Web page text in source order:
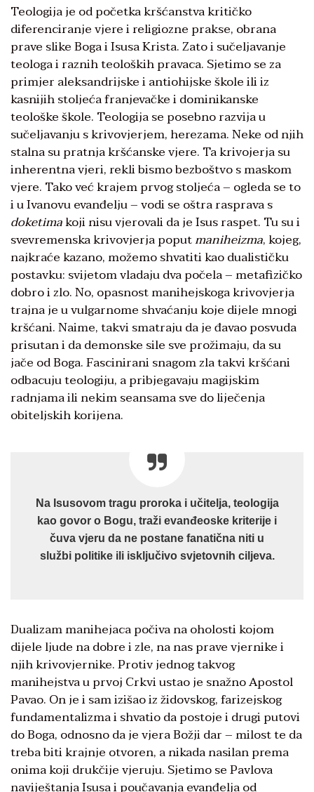
Teologija je od početka kršćanstva kritičko
diferenciranje vjere i religiozne prakse, obrana
prave slike Boga i Isusa Krista. Zato i sučeljavanje
teologa i raznih teoloških pravaca. Sjetimo se za
primjer aleksandrijske i antiohijske škole ili iz
kasnijih stoljeća franjevačke i dominikanske
teološke škole. Teologija se posebno razvija u
sučeljavanju s krivovjerjem, herezama. Neke od njih
stalna su pratnja kršćanske vjere. Ta krivojerja su
inherentna vjeri, rekli bismo bezboštvo s maskom
vjere. Tako već krajem prvog stoljeća – ogleda se to
i u Ivanovu evanđelju – vodi se oštra rasprava s
doketimakoji nisu vjerovali da je Isus raspet. Tu su i
svevremenska krivovjerja poputmaniheizma, kojeg,
najkraće kazano, možemo shvatiti kao dualističku
postavku: svijetom vladaju dva počela – metafizičko
dobro i zlo. No, opasnost manihejskoga krivovjerja
trajna je u vulgarnome shvaćanju koje dijele mnogi
kršćani. Naime, takvi smatraju da je đavao posvuda
prisutan i da demonske sile sve prožimaju, da su
jače od Boga. Fascinirani snagom zla takvi kršćani
odbacuju teologiju, a pribjegavaju magijskim
radnjama ili nekim seansama sve do liječenja
obiteljskih korijena.
Na Isusovom tragu proroka i učitelja, teologija
kao govor o Bogu, traži evanđeoske kriterije i
čuva vjeru da ne postane fanatična niti u
službi politike ili isključivo svjetovnih ciljeva.
Dualizam manihejaca počiva na oholosti kojom
dijele ljude na dobre i zle, na nas prave vjernike i
njih krivovjernike. Protiv jednog takvog
manihejstva u prvoj Crkvi ustao je snažno Apostol
Pavao. On je i sam izišao iz židovskog, farizejskog
fundamentalizma i shvatio da postoje i drugi putovi
do Boga, odnosno da je vjera Božji dar – milost te da
treba biti krajnje otvoren, a nikada nasilan prema
onima koji drukčije vjeruju. Sjetimo se Pavlova
naviještanja Isusa i poučavanja evanđelja od